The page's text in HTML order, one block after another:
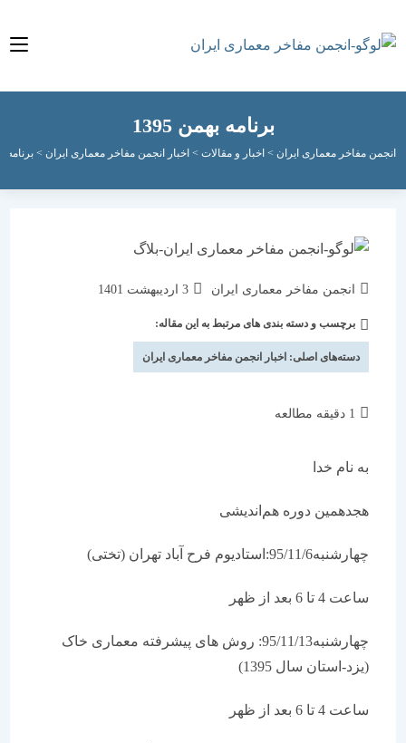
برنامه‌ بهمن 1395
مفاخر معماری ایران > اخبار و مقالات>اخبار انجمن مفاخر معماری ایران > برنامه‌ بهمن 1395
انجمن مفاخر معماری ایران
نوشته
شده
است:
3 اردیبهشت 1401
برچسب و دسته بندی های مرتبط به این مقاله:
دسته‌های اصلی:اخبار انجمن مفاخر معماری ایران
به نام خدا
هجدهمین دوره هم‌اندیشی
چهارشنبه95/11/6:استادیوم فرح آباد تهران (تختی)
ساعت 4 تا 6 بعد از ظهر
چهارشنبه95/11/13: روش های پیشرفته معماری خاک
(یزد-استان سال 1395)
ساعت 4 تا 6 بعد از ظهر